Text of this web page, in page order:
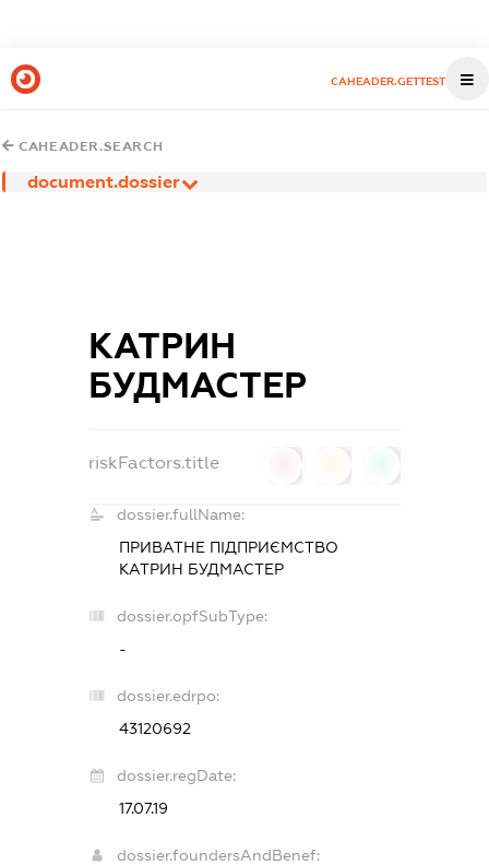
CAHEADER.GETTEST
CAHEADER.SEARCH
document.dossier
КАТРИН
БУДМАСТЕР
riskFactors.title
dossier.fullName:
ПРИВАТНЕ ПІДПРИЄМСТВО
КАТРИН БУДМАСТЕР
dossier.opfSubType:
-
dossier.edrpo:
43120692
dossier.regDate:
17.07.19
dossier.foundersAndBenef: